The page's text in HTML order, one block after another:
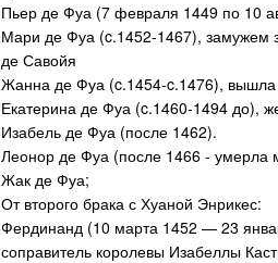
Пьер де Фуа (7 февраля 1449 по 10
Мари де Фуа (c.1452-1467), замужем
де Савойя
Жанна де Фуа (c.1454-c.1476), вышла
Екатерина де Фуа (c.1460-1494 до),
Изабель де Фуа (после 1462).
Леонор де Фуа (после 1466 - умерла
Жак де Фуа;
От второго брака с Хуаной Энрикес:
Фердинанд (10 марта 1452 — 23
соправитель королевы Изабеллы